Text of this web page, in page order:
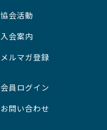
協会活動
入会案内
メルマガ登録
会員ログイン
お問い合わせ